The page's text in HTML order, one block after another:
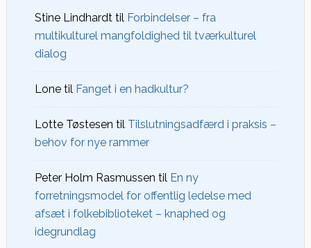
Stine Lindhardttil Forbindelser – fra
multikulturel mangfoldighed til tværkulturel
dialog
Lonetil Fanget i en hadkultur?
Lotte Tøstesen til Tilslutningsadfærd i praksis –
behov for nye rammer
Peter Holm Rasmussen til En ny
forretningsmodel for offentlig ledelse med
afsæt i folkebiblioteket – knaphed og
idegrundlag